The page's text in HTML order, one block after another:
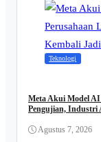
Teknologi
Meta Akui Model AI
Pengujian, Industri
Agustus 7, 2026